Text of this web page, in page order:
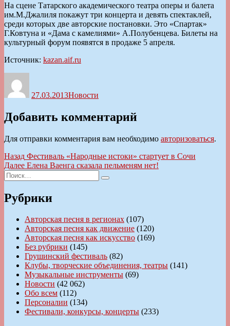
На сцене Татарского академического театра оперы и балета
им.М.Джалиля покажут три концерта и девять спектаклей,
среди которых две авторские постановки. Это «Спартак»
Г.Ковтуна и «Дама с камелиями» А.Полубенцева. Билеты на
культурный форум появятся в продаже 5 апреля.
Источник: kazan.aif.ru
27.03.2013Новости
Добавить комментарий
Для отправки комментария вам необходимо авторизоваться.
Навигация
по
записям
Назад Предыдущая
запись:
Фестиваль «Народные истоки» стартует в Сочи
Далее Следующая
Елена Ваенга сказала пельменям нет!
Искать:
Поиск
Рубрики
Авторская песня в регионах (107)
Авторская песня как движение (120)
Авторская песня как искусство (169)
Без рубрики (145)
Грушинский фестиваль (82)
Клубы, творческие объединения, театры (141)
Музыкальные инструменты (69)
Новости (42 062)
Обо всем (112)
Персоналии (134)
Фестивали, конкурсы, концерты (233)